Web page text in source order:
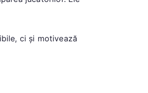
ci și motivează